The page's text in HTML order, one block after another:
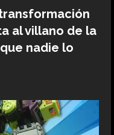
al villano de la
nadie lo